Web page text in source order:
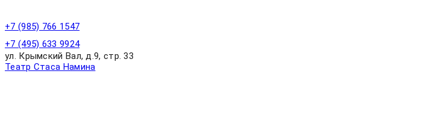
+7 (985) 766 1547
+7 (495) 633 9924
ул. Крымский Вал, д.9, стр. 33
Театр Стаса Намина